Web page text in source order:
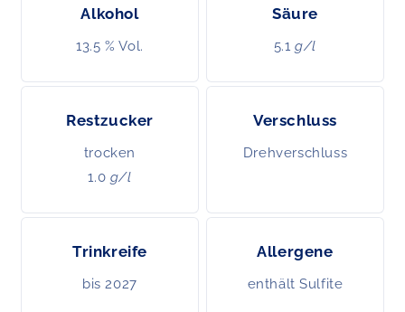
Alkohol
13.5 % Vol.
Säure
5.1g/l
Restzucker
trocken
1.0 g/l
Verschluss
Drehverschluss
Trinkreife
bis 2027
Allergene
enthält Sulfite